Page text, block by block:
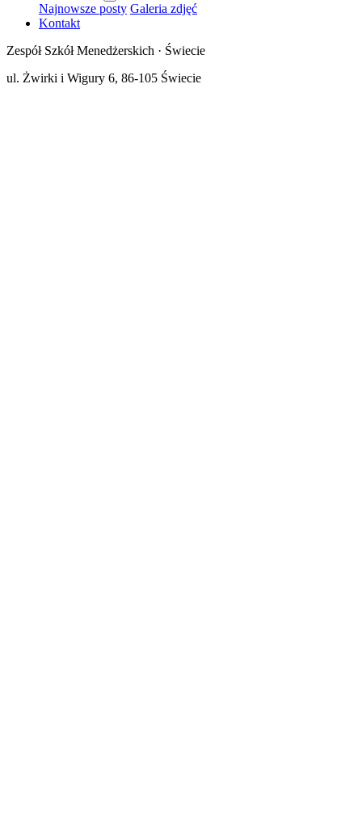
Najnowsze posty Galeria zdjęć
Kontakt
Zespół Szkół Menedżerskich · Świecie
ul. Żwirki i Wigury 6, 86-105 Świecie